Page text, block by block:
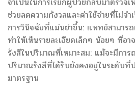
ช่วยลดความกังวลและค่าใช้จ่ายที่ไม่จำ
การวินิจฉัยที่แม่นยำขึ้น: แพทย์สามาร
ทำให้เห็นรายละเอียดเล็กๆ น้อยๆ ที่
รังสีในปริมาณที่เหมาะสม: แม้จะมีกา
ปริมาณรังสีที่ได้รับยังคงอยู่ในระดับที่
มาตรฐาน